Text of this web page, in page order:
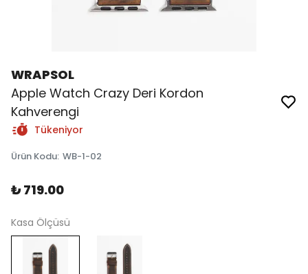
WRAPSOL
Apple Watch Crazy Deri Kordon
Kahverengi
Tükeniyor
Ürün Kodu: WB-1-02
₺ 719.00
Kasa Ölçüsü